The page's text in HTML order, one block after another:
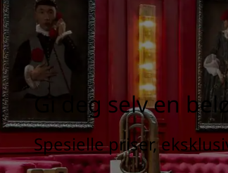
Gi deg selv en
Spesielle priser,